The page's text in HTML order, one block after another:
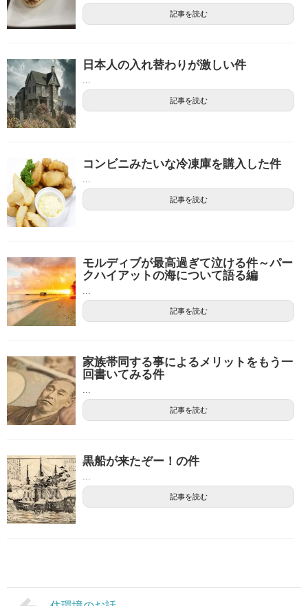
記事を読む
日本人の入れ替わりが激しい件
...
記事を読む
コンビニみたいな冷凍庫を購入した件
...
記事を読む
モルディブが最高過ぎて泣ける件～パー
クハイアットの海について語る編
...
記事を読む
家族帯同する事によるメリットをもう一
回書いてみる件
...
記事を読む
黒船が来たぞー！の件
...
記事を読む